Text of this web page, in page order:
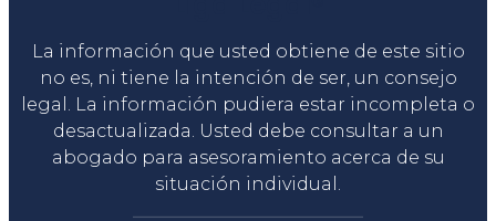
La información que usted obtiene de este sitio
no es, ni tiene la intención de ser, un consejo
legal. La información pudiera estar incompleta o
desactualizada. Usted debe consultar a un
abogado para asesoramiento acerca de su
situación individual.